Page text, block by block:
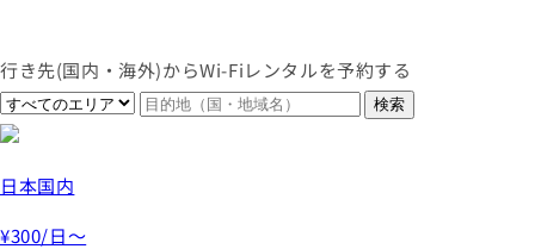
行き先(国内・海外)からWi-Fiレンタルを予約する
日本国内
¥300/日～